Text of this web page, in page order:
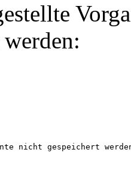
nicht gespeichert